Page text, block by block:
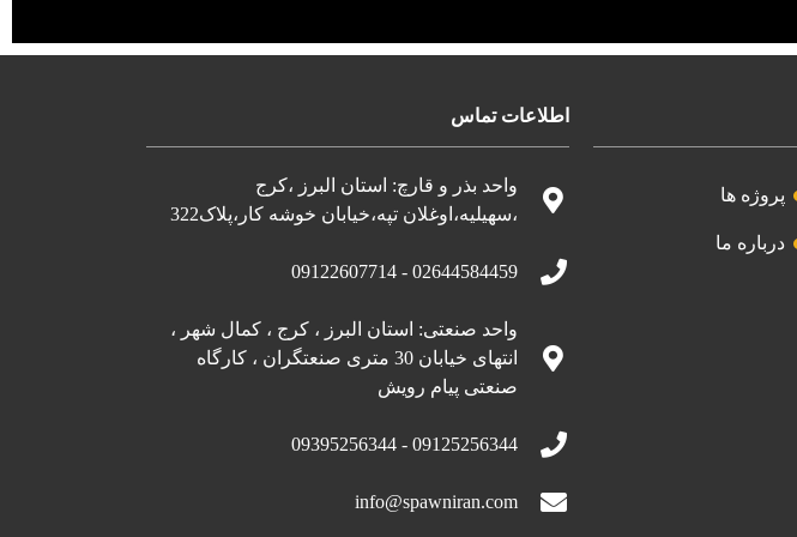
پروژه ها
درباره ما
اطلاعات تماس
واحد بذر و قارچ: استان البرز ،کرج
،سهیلیه،اوغلان تپه،خیابان خوشه کار،پلاک322
02644584459 - 09122607714
واحد صنعتی: استان البرز ، کرج ، کمال شهر ،
انتهای خیابان 30 متری صنعتگران ، کارگاه
صنعتی پیام رویش
09125256344 - 09395256344
info@spawniran.com